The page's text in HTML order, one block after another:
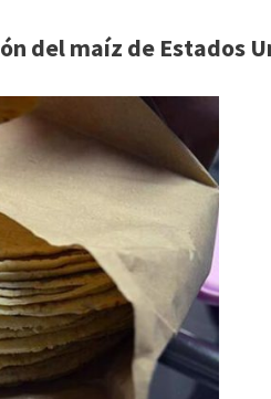
del maíz de Estados